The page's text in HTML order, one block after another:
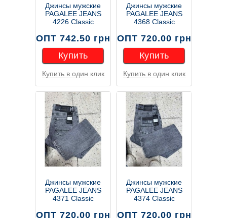
Джинсы мужские
PAGALEE JEANS
4226 Classic
ОПТ 742.50 грн
Купить
Купить
Купить в один клик
Джинсы мужские
PAGALEE JEANS
4368 Classic
ОПТ 720.00 грн
Купить
Купить
Купить в один клик
Джинсы мужские
PAGALEE JEANS
4371 Classic
ОПТ 720.00 грн
Джинсы мужские
PAGALEE JEANS
4374 Classic
ОПТ 720.00 грн